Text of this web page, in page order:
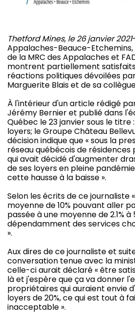
Thetford Mines, le 26 janvier 2021
Appalaches-Beauce-Etchemins,
de la MRC des Appalaches et
montrent partiellement
réactions politiques dévoilées
Marguerite Blais et de sa
À l'intérieur d'un article rédigé
Jérémy Bernier et publié dans
Québec le 23 janvier sous le titre
loyers; le Groupe Château
décision indique que « sous la
réseau québécois de résidences
qui avait décidé d'augmenter
de ses loyers en pleine
cette hausse à la baisse ».
Selon les écrits de ce journaliste
moyenne de 10% pouvant aller
passée à une moyenne de 2.1% à
dépendamment des services
».
Aux dires de ce journaliste et
conversation tenue avec la
celle-ci aurait déclaré « être
là et j'espère que ça va donner
propriétaires qui auraient envie
loyers de 20%, ce qui est tout à
inacceptable ».